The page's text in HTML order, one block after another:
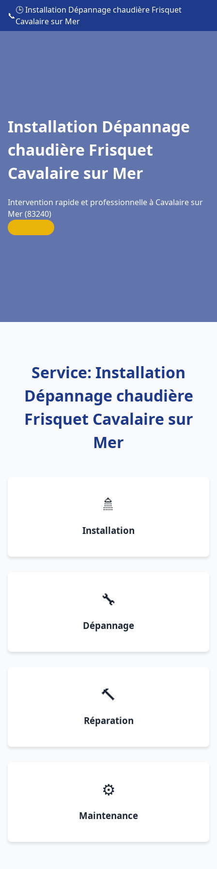
📞
🕒 Installation Dépannage chaudière Frisquet
Cavalaire sur Mer
Installation Dépannage
chaudière Frisquet
Cavalaire sur Mer
Intervention rapide et professionnelle à Cavalaire sur
Mer (83240)
Service: Installation
Dépannage chaudière
Frisquet Cavalaire sur
Mer
🚿
Installation
🔧
Dépannage
🔨
Réparation
⚙️
Maintenance